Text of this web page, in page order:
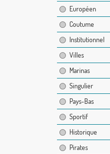
Européen
Coutume
Institutionnel
Villes
Marinas
Singulier
Pays-Bas
Sportif
Historique
Pirates